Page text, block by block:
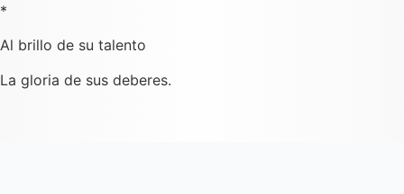
*
Al brillo de su talento
La gloria de sus deberes.